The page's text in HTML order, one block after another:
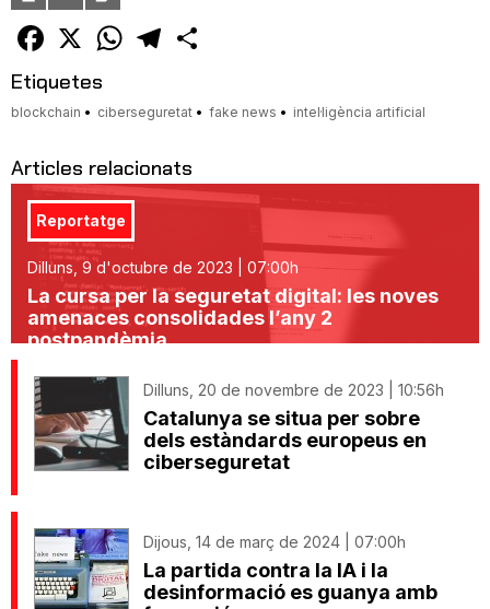
un
amic
Facebook
X WhatsAppTelegram
Etiquetes
blockchain ciberseguretat fake news intel·ligència artificial
Articles relacionats
Reportatge
Dilluns, 9 d'octubre de 2023 | 07:00h
La cursa per la seguretat digital: les noves
amenaces consolidades l’any 2
postpandèmia
Dilluns, 20 de novembre de 2023 | 10:56h
Catalunya se situa per sobre
dels estàndards europeus en
ciberseguretat
Dijous, 14 de març de 2024 | 07:00h
La partida contra la IA i la
desinformació es guanya amb